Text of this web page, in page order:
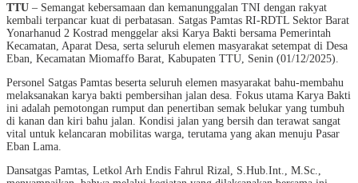
TTU – Semangat kebersamaan dan kemanunggalan TNI dengan rakyat
kembali terpancar kuat di perbatasan. Satgas Pamtas RI-RDTL Sektor Barat
Yonarhanud 2 Kostrad menggelar aksi Karya Bakti bersama Pemerintah
Kecamatan, Aparat Desa, serta seluruh elemen masyarakat setempat di Desa
Eban, Kecamatan Miomaffo Barat, Kabupaten TTU, Senin (01/12/2025).
Personel Satgas Pamtas beserta seluruh elemen masyarakat bahu-membahu
melaksanakan karya bakti pembersihan jalan desa. Fokus utama Karya Bakti
ini adalah pemotongan rumput dan penertiban semak belukar yang tumbuh
di kanan dan kiri bahu jalan. Kondisi jalan yang bersih dan terawat sangat
vital untuk kelancaran mobilitas warga, terutama yang akan menuju Pasar
Eban Lama.
Dansatgas Pamtas, Letkol Arh Endis Fahrul Rizal, S.Hub.Int., M.Sc.,